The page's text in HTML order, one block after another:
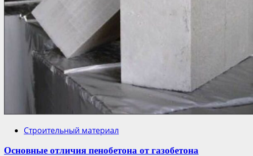
Строительный материал
Основные отличия пенобетона от газобетона